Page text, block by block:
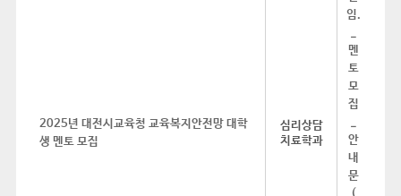
2025년 대전시교육청 교육복지안전망 대학
생 멘토 모집
심리상담
치료학과